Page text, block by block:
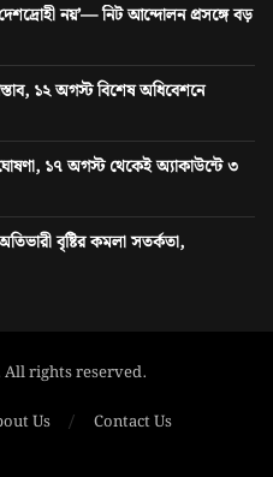
নয়’— নিট আন্দোলন প্রসঙ্গে বড়
১২ অগস্ট বিশেষ অধিবেশনে
১৭ অগস্ট থেকেই অ্যাকাউন্টে ৩
বৃষ্টির কমলা সতর্কতা,
rights reserved.
Us Contact Us